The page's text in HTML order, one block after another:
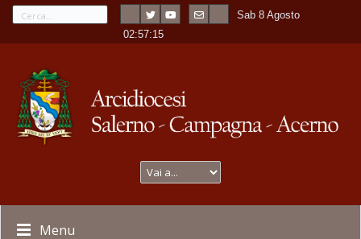
Sab 8 Agosto
-02:57:16
Menu